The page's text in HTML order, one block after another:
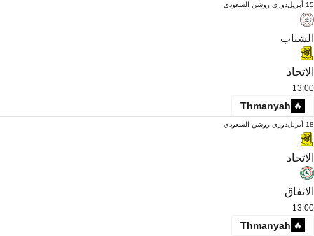
15 أبريل دوري روشن السعودي
الشباب
الاتحاد
13:00
Thmanyah
18 أبريل دوري روشن السعودي
الاتحاد
الاتفاق
13:00
Thmanyah